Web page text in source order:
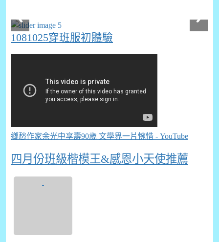
1081025穿班服初體驗
鄉愁作家余光中享壽90歲 文學界一片惋惜 - YouTube
四月份班級楷模王&感恩小天使推薦